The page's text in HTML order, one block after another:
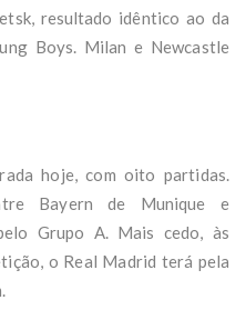
resultado idêntico ao da
Boys. Milan e Newcastle
hoje, com oito partidas.
Bayern de Munique e
Grupo A. Mais cedo, às
o Real Madrid terá pela